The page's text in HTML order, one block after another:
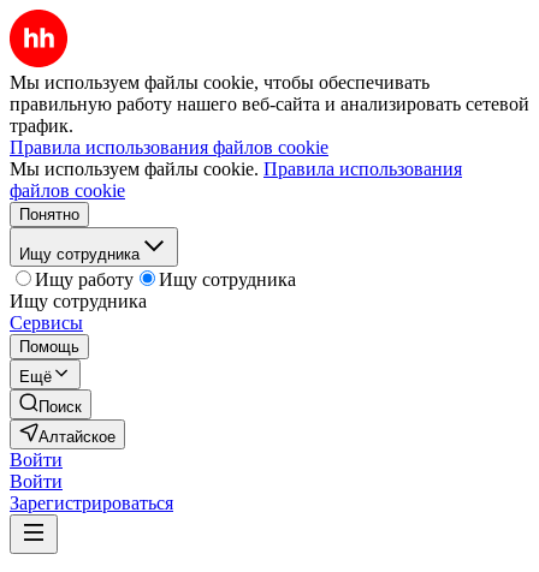
Мы используем файлы cookie, чтобы обеспечивать
правильную работу нашего веб-сайта и анализировать сетевой
трафик.
Правила использования файлов cookie
Мы используем файлы cookie. Правила использования
файлов cookie
Понятно
Ищу сотрудника
Ищу работу
Ищу сотрудника
Ищу сотрудника
Сервисы
Помощь
Ещё
Поиск
Алтайское
Войти
Войти
Зарегистрироваться